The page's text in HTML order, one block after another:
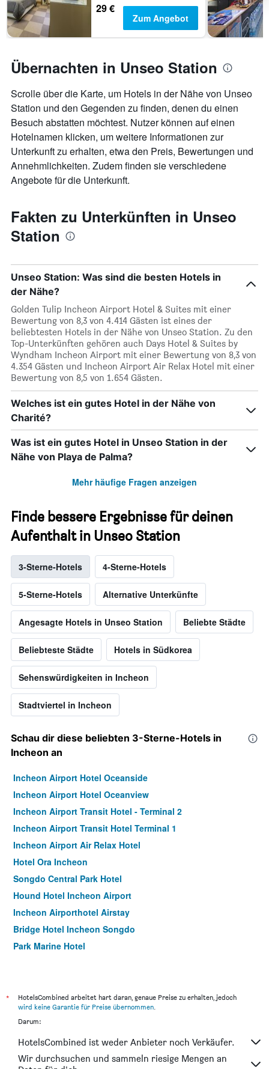
29 €
Zum Angebot
Übernachten in Unseo Station
Scrolle über die Karte, um Hotels in der Nähe von Unseo
Station und den Gegenden zu finden, denen du einen
Besuch abstatten möchtest. Nutzer können auf einen
Hotelnamen klicken, um weitere Informationen zur
Unterkunft zu erhalten, etwa den Preis, Bewertungen und
Annehmlichkeiten. Zudem finden sie verschiedene
Angebote für die Unterkunft.
Fakten zu Unterkünften in Unseo
Station
Unseo Station: Was sind die besten Hotels in
der Nähe?
Golden Tulip Incheon Airport Hotel & Suites mit einer
Bewertung von 8,3 von 4.414 Gästen ist eines der
beliebtesten Hotels in der Nähe von Unseo Station. Zu den
Top-Unterkünften gehören auch Days Hotel & Suites by
Wyndham Incheon Airport mit einer Bewertung von 8,3 von
4.354 Gästen und Incheon Airport Air Relax Hotel mit einer
Bewertung von 8,5 von 1.654 Gästen.
Welches ist ein gutes Hotel in der Nähe von
Charité?
Was ist ein gutes Hotel in Unseo Station in der
Nähe von Playa de Palma?
Mehr häufige Fragen anzeigen
Finde bessere Ergebnisse für deinen
Aufenthalt in Unseo Station
3-Sterne-Hotels 4-Sterne-Hotels
5-Sterne-Hotels Alternative Unterkünfte
Angesagte Hotels in Unseo Station Beliebte Städte
Beliebteste Städte Hotels in Südkorea
Sehenswürdigkeiten in Incheon
Stadtviertel in Incheon
Schau dir diese beliebten 3-Sterne-Hotels in
Incheon an
Incheon Airport Hotel Oceanside
Incheon Airport Hotel Oceanview
Incheon Airport Transit Hotel - Terminal 2
Incheon Airport Transit Hotel Terminal 1
Incheon Airport Air Relax Hotel
Hotel Ora Incheon
Songdo Central Park Hotel
Hound Hotel Incheon Airport
Incheon Airporthotel Airstay
Bridge Hotel Incheon Songdo
Park Marine Hotel
Hotel Sopra
Incheon Airtel
Ramada by Wyndham Songdo
Incheon Stay Hotel
*
HotelsCombined arbeitet hart daran, genaue Preise zu erhalten, jedoch
wird keine Garantie für Preise übernommen.
Darum:
HotelsCombined ist weder Anbieter noch Verkäufer.
Wir durchsuchen und sammeln riesige Mengen an